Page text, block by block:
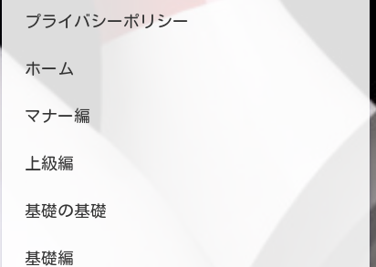
プライバシーポリシー
ホーム
マナー編
上級編
基礎の基礎
基礎編